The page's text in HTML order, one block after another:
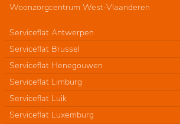
Woonzorgcentrum West-Vlaanderen
Serviceflat Antwerpen
Serviceflat Brussel
Serviceflat Henegouwen
Serviceflat Limburg
Serviceflat Luik
Serviceflat Luxemburg